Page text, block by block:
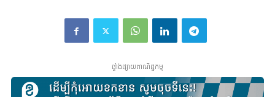
ផ្ទាំងផ្សាយពាណិជ្ជកម្ម